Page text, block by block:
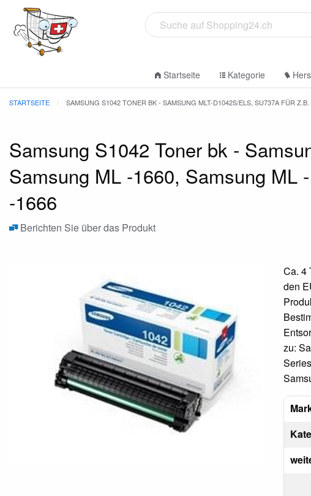
Startseite Kategorie
STARTSEITE SAMSUNG S1042 TONER BK - SAMSUNG MLT-D1042S/ELS, SU737A FÜR
Samsung S1042 Toner bk -
Samsung ML -1660, Samsung ML
-1666
Berichten Sie über das Produkt
Ca. 4
den
zu: